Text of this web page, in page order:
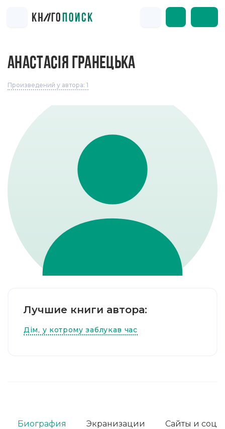
АНАСТАСІЯ ГРАНЕЦЬКА
Произведений у автора: 1
Лучшие книги автора:
Дім, у котрому заблукав час
Биография Экранизации Сайты и соц.